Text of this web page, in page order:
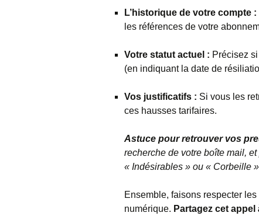
L’historique de votre compte :
les références de votre
Votre statut actuel : Précisez
(en indiquant la date de
Vos justificatifs : Si vous les
ces hausses tarifaires.
Astuce pour retrouver vos
recherche de votre boîte mail,
« Indésirables » ou « Corbeille
Ensemble, faisons respecter
numérique. Partagez cet